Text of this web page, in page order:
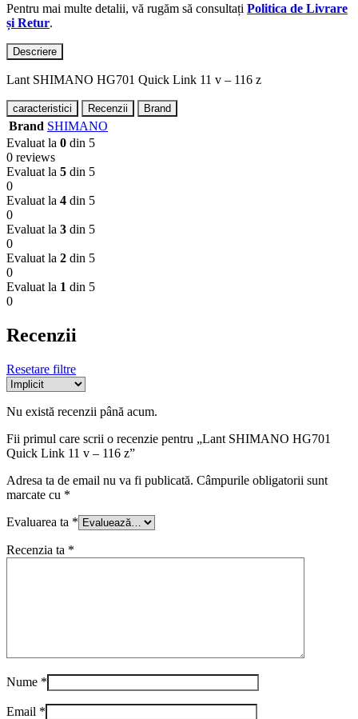
Pentru mai multe detalii, vă rugăm să consultați Politica de Livrare
și Retur.
Descriere
Lant SHIMANO HG701 Quick Link 11 v – 116 z
caracteristici Recenzii Brand
Brand SHIMANO
Evaluat la 0 din 5
0 reviews
Evaluat la 5 din 5
0
Evaluat la 4 din 5
0
Evaluat la 3 din 5
0
Evaluat la 2 din 5
0
Evaluat la 1 din 5
0
Recenzii
Resetare filtre
Nu există recenzii până acum.
Fii primul care scrii o recenzie pentru „Lant SHIMANO HG701
Quick Link 11 v – 116 z”
Adresa ta de email nu va fi publicată. Câmpurile obligatorii sunt
marcate cu *
Evaluarea ta *
Recenzia ta *
Nume *
Email *